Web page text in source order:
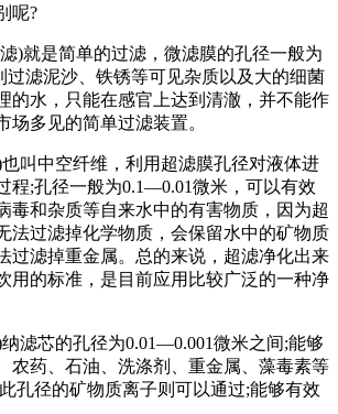
呢?
是简单的过滤，微滤膜的孔径一般为
过滤泥沙、铁锈等可见杂质以及大的细菌
的水，只能在感官上达到清澈，并不能作
场多见的简单过滤装置。
中空纤维，利用超滤膜孔径对液体进
程;孔径一般为0.1—0.01微米，可以有效
毒和杂质等自来水中的有害物质，因为超
法过滤掉化学物质，会保留水中的矿物质
过滤掉重金属。总的来说，超滤净化出来
用的标准，是目前应用比较广泛的一种净
芯的孔径为0.01—0.001微米之间;能够
农药、石油、洗涤剂、重金属、藻毒素等
孔径的矿物质离子则可以通过;能够有效